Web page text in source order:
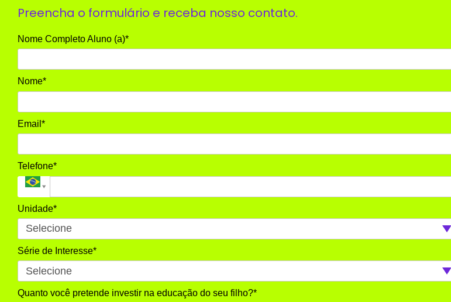
Preencha o formulário e receba nosso contato.
Nome Completo Aluno (a)*
Nome*
Email*
Telefone*
Unidade*
Série de Interesse*
Quanto você pretende investir na educação do seu filho?*